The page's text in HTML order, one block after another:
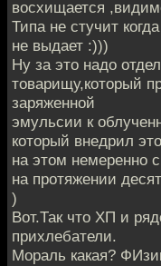
восхищается
Типа не стучит
не выдает :)))
Ну за это надо
товарищу,который
заряженной
эмульсии к
который внедрил
на этом немеренно
на протяжении
)
Вот.Так что ХП и
прихлебатели.
Мораль какая?